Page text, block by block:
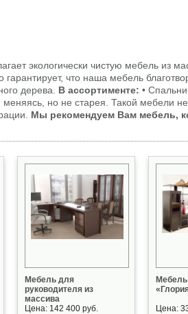
экологически чистую мебель из
что наша мебель
дерева. В ассортименте: •
но не старея. Такой мебели
Мы рекомендуем Вам мебель,
Мебель для
руководителя из
массива
Цена: 142 400 руб.
Мебель
Цена: